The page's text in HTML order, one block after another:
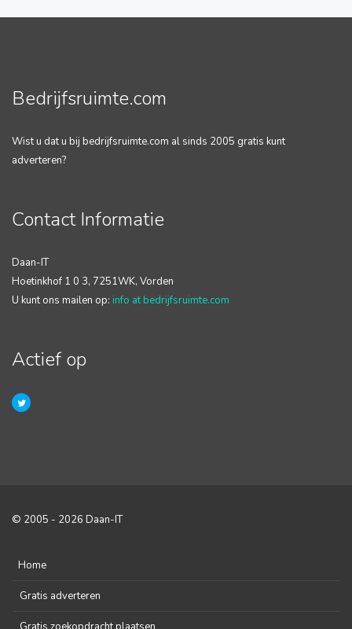
Bedrijfsruimte.com
Wist u dat u bij bedrijfsruimte.com al sinds 2005 gratis kunt
adverteren?
Contact Informatie
Daan-IT
Hoetinkhof 1 0 3, 7251WK, Vorden
U kunt ons mailen op: info at bedrijfsruimte.com
Actief op
© 2005 - 2026 Daan-IT
Home
Gratis adverteren